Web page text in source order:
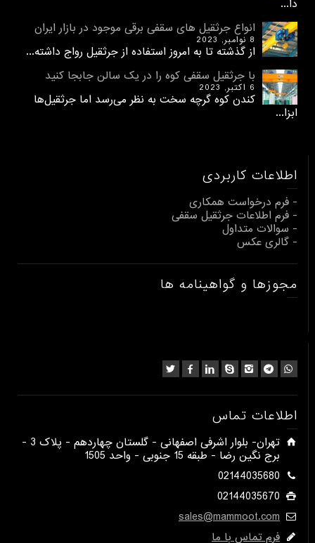
دا...
انواع جرثقیل های سقفی برقی موجود در بازار ایران
8 نوامبر, 2023
از گذشته تا به امروز استفاده از جرثقیل رواج داشته...
با جرثقیل سقفی کوه را در یک سالن جابجا کنید
6 اکتبر, 2023
کندن کوه گرچه سخت به نظر می‌رسد اما جرثقیل‌ها
ابزا...
اطلاعات کاربردی
- فرم درخواست همکاری
- فرم اطلاعات جرثقیل سقفی
- سوالات متداول
- گالری عکس
مجوزها و گواهینامه ها
اطلاعات تماس
​تهران- بلوار اشرفی اصفهانی - گلستان چهاردهم - پلاک 3 -
برج نگین رضا - طبقه 15 جنوبی - واحد 1505​
02144035680
02144035670
sales@mammoot.com
فرم تماس با ما